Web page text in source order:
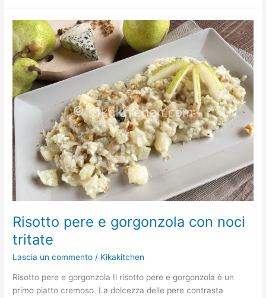
Risotto pere e gorgonzola con noci
tritate
Lascia un commento / Kikakitchen
Risotto pere e gorgonzola Il risotto pere e gorgonzola è un
primo piatto cremoso. La dolcezza delle pere contrasta
Risotto
pere
e
gorgonzola
con
noci
tritate